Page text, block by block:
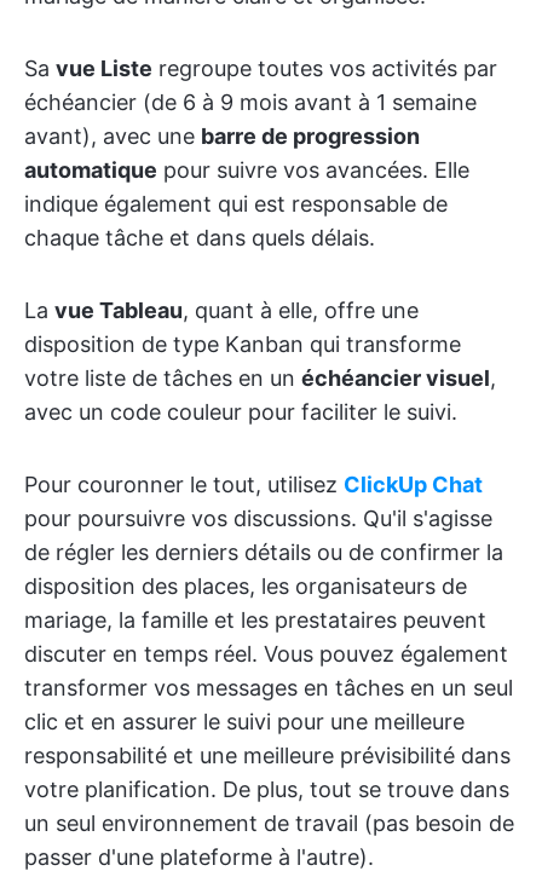
Sa vue Liste regroupe toutes vos activités par
échéancier (de 6 à 9 mois avant à 1 semaine
avant), avec une barre de progression
automatique pour suivre vos avancées. Elle
indique également qui est responsable de
chaque tâche et dans quels délais.
La vue Tableau, quant à elle, offre une
disposition de type Kanban qui transforme
votre liste de tâches en un échéancier visuel,
avec un code couleur pour faciliter le suivi.
Pour couronner le tout, utilisez ClickUp Chat
pour poursuivre vos discussions. Qu'il s'agisse
de régler les derniers détails ou de confirmer la
disposition des places, les organisateurs de
mariage, la famille et les prestataires peuvent
discuter en temps réel. Vous pouvez également
transformer vos messages en tâches en un seul
clic et en assurer le suivi pour une meilleure
responsabilité et une meilleure prévisibilité dans
votre planification. De plus, tout se trouve dans
un seul environnement de travail (pas besoin de
passer d'une plateforme à l'autre).